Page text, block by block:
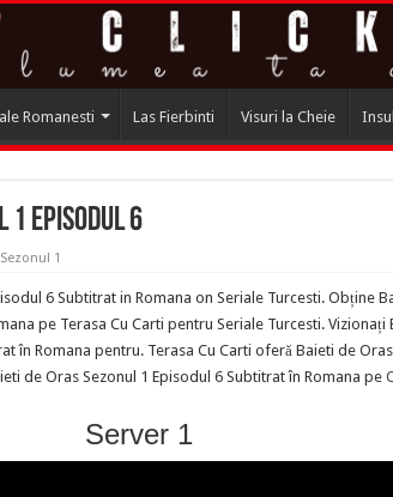
Romanesti Las Fierbinti Visuri la Cheie
1 Episodul 6
1
6 Subtitrat in Romana on Seriale Turcesti. Obține
pe Terasa Cu Carti pentru Seriale Turcesti. Vizionați
în Romana pentru. Terasa Cu Carti oferă Baieti de
de Oras Sezonul 1 Episodul 6 Subtitrat în Romana pe
Server 1